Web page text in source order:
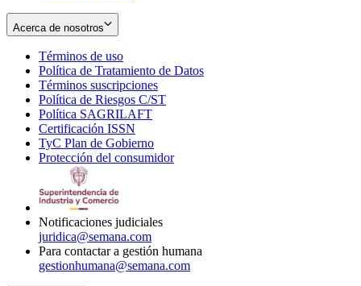
Acerca de nosotros
Términos de uso
in
new
window
Política de Tratamiento de Datos
Términos suscripciones
in
Política de Riesgos C/ST
Política SAGRILAFT
new
window
Certificación ISSN
in
new
TyC Plan de Gobierno
in
Protección del consumidorOpens
Notificaciones judiciales
juridica@semana.com
Para contactar a gestión humana
gestionhumana@semana.com